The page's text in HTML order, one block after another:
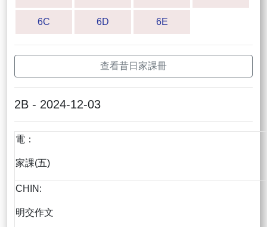
6C 6D 6E
查看昔日家課冊
2B - 2024-12-03
電：
家課(五)
CHIN:
明交作文